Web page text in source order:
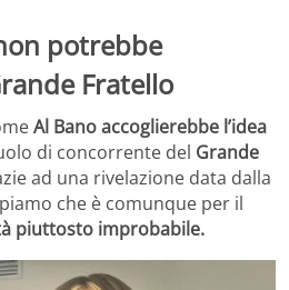
potrebbe
Fratello
Al Bano accoglierebbe l’idea
di concorrente del Grande
ad una rivelazione data dalla
che è comunque per il
piuttosto improbabile.